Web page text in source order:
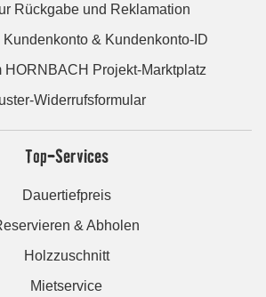
Rückgabe und Reklamation
Kundenkonto & Kundenkonto-ID
HORNBACH Projekt-Marktplatz
Widerrufsformular
Top-Services
Dauertiefpreis
& Abholen
Holzzuschnitt
Mietservice